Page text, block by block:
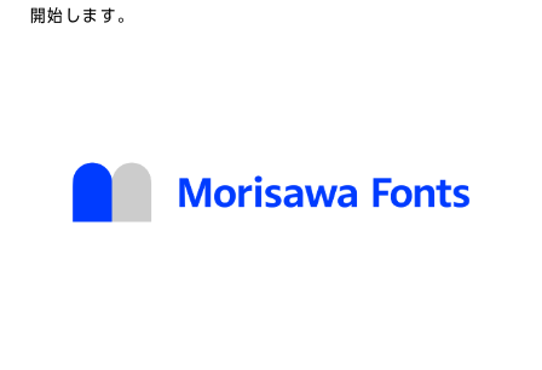
開始します。